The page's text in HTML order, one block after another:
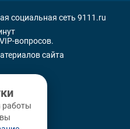
социальная сеть 9111.ru
вопросов.
сайта
работы